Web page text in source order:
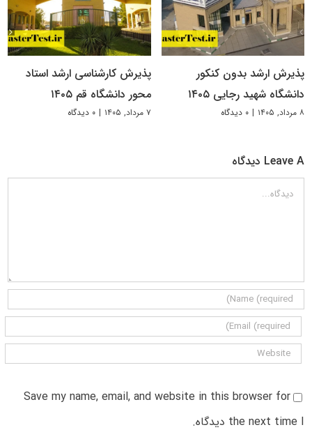
پذیرش ارشد بدون کنکور
دانشگاه شهید رجایی ۱۴۰۵
۸ مرداد, ۱۴۰۵ | ۰ دیدگاه
پذیرش کارشناسی ارشد استاد
محور دانشگاه قم ۱۴۰۵
۷ مرداد, ۱۴۰۵ | ۰ دیدگاه
Leave A دیدگاه
دیدگاه
Save my name, email, and website in this browser for
the next time I دیدگاه.